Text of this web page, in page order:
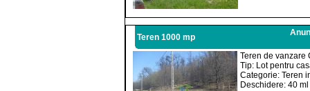
Teren 1000 mp
Teren de vanzare
Tip: Lot pentru
Categorie: Teren
Deschidere: 40 ml